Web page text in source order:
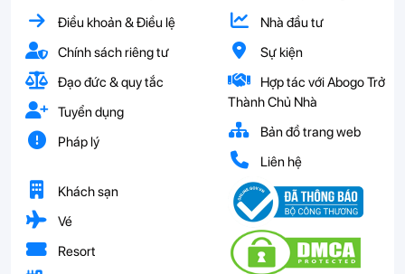
Điều khoản & Điều lệ
Chính sách riêng tư
Đạo đức & quy tắc
Tuyển dụng
Pháp lý
Nhà đầu tư
Sự kiện
Hợp tác với Abogo Trở
Thành Chủ Nhà
Bản đồ trang web
Liên hệ
Khách sạn
Vé
Resort